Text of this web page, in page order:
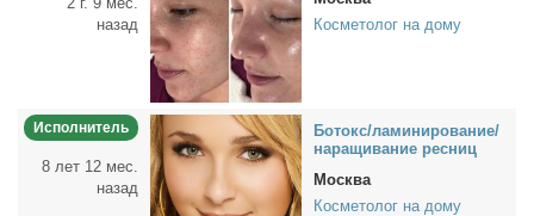
назад
Косметолог на дому
Исполнитель
8 лет 12 мес.
назад
Бо­токс/ла­ми­ни­ро­ва­ние/
на­ра­щи­ва­ние рес­ниц
Москва
Косметолог на дому